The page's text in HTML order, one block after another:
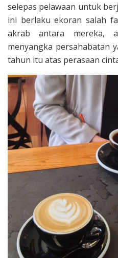
selepas pelawaan untuk
ini berlaku ekoran salah
akrab antara mereka,
menyangka persahabatan
tahun itu atas perasaan